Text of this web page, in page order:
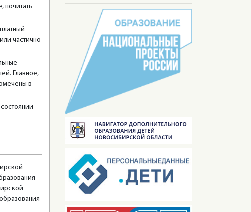
почитать
частично
Главное,
в